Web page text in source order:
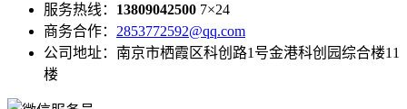
服务热线： 13809042500 7×24
商务合作： 2853772592@qq.com
公司地址：南京市栖霞区科创路1号金港科创园综合楼11
楼